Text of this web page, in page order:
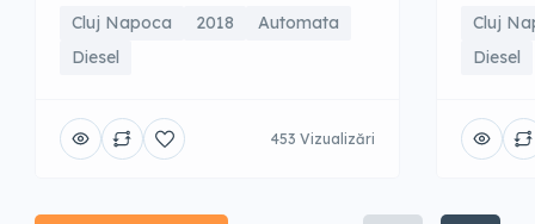
Cluj Napoca 2018
Automata
Diesel
453 Vizualizări
Cluj
Diesel